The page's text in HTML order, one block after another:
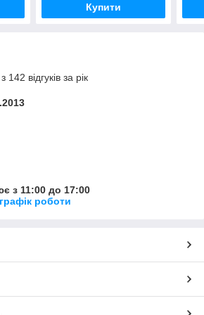
Купити
відгуків за рік
з 11:00 до 17:00
роботи